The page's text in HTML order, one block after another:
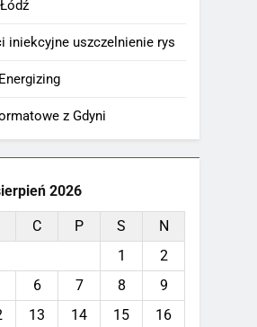
iniekcyjne uszczelnienie rys
z Gdyni
2026
C P S
N
1
2
6 7 8
9
13 14 15
16